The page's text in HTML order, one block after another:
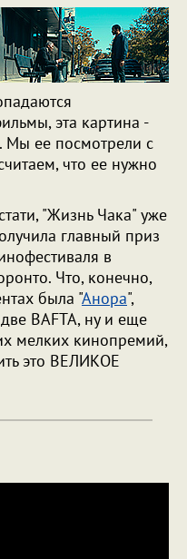
эта картина -
Мы ее посмотрели с
что ее нужно
"Жизнь Чака" уже
главный приз
в
Что, конечно,
была "Анора",
BAFTA, ну и еще
мелких кинопремий,
это ВЕЛИКОЕ